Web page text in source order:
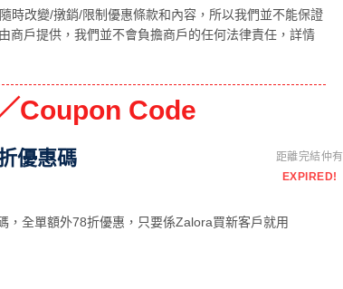
時改變/撴銷/限制優惠條款和內容，所以我們並不能保證
商戶提供，我們並不會負擔商戶的任何法律責任，詳情
Coupon Code
優惠碼
，全單額外78折優惠，只要係Zalora買新客戶就用
距離完結仲有
EXPIRED!